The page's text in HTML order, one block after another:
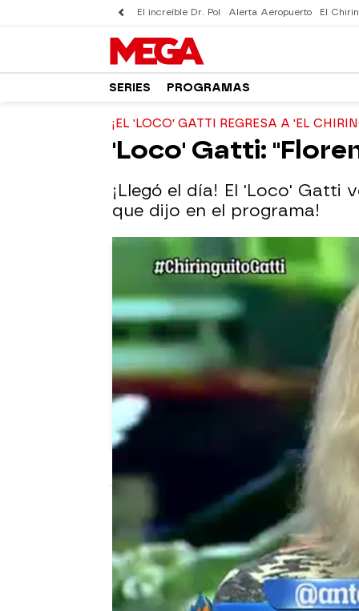
El increíble Dr. Pol Alerta Aeropuerto El
SERIES PROGRAMAS
¡EL 'LOCO' GATTI REGRESA A 'EL
'Loco' Gatti:
¡Llegó el día! El 'Loco' Gatti
que dijo en el programa!
Madrid
Publicado:13 de febrero de 2018, 01:45
Loco Gatti el chiringuito